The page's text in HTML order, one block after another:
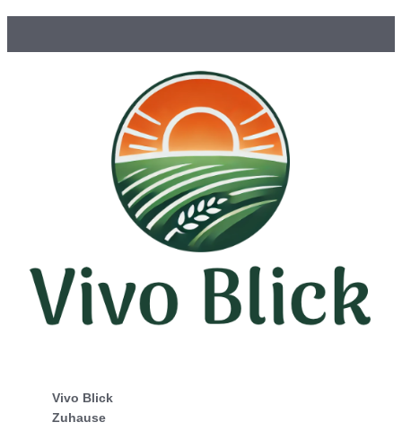
Vivo Blick
Zuhause